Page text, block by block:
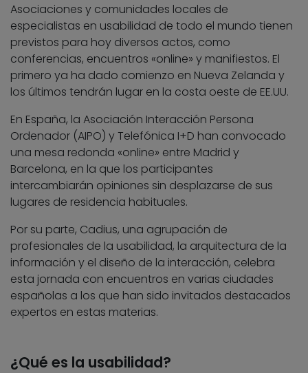
Asociaciones y comunidades locales de
especialistas en usabilidad de todo el mundo tienen
previstos para hoy diversos actos, como
conferencias, encuentros «online» y manifiestos. El
primero ya ha dado comienzo en Nueva Zelanda y
los últimos tendrán lugar en la costa oeste de EE.UU.
En España, la Asociación Interacción Persona
Ordenador (AIPO) y Telefónica I+D han convocado
una mesa redonda «online» entre Madrid y
Barcelona, en la que los participantes
intercambiarán opiniones sin desplazarse de sus
lugares de residencia habituales.
Por su parte, Cadius, una agrupación de
profesionales de la usabilidad, la arquitectura de la
información y el diseño de la interacción, celebra
esta jornada con encuentros en varias ciudades
españolas a los que han sido invitados destacados
expertos en estas materias.
¿Qué es la usabilidad?